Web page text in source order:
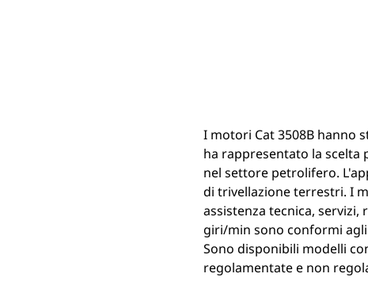
I motori Cat 3508B hanno
ha rappresentato la
nel settore petrolifero.
di trivellazione terrestri. I
assistenza tecnica, servizi,
giri/min sono conformi agli
Sono disponibili modelli
regolamentate e non